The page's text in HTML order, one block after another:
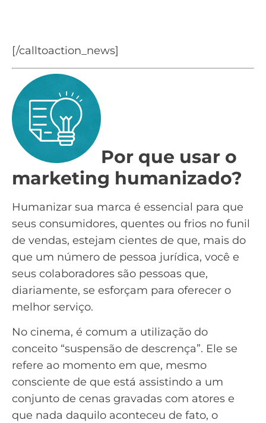
[/calltoaction_news]
Por que usar o
marketing humanizado?
Humanizar sua marca é essencial para que
seus consumidores, quentes ou frios no funil
de vendas, estejam cientes de que, mais do
que um número de pessoa jurídica, você e
seus colaboradores são pessoas que,
diariamente, se esforçam para oferecer o
melhor serviço.
No cinema, é comum a utilização do
conceito “suspensão de descrença”. Ele se
refere ao momento em que, mesmo
consciente de que está assistindo a um
conjunto de cenas gravadas com atores e
que nada daquilo aconteceu de fato, o